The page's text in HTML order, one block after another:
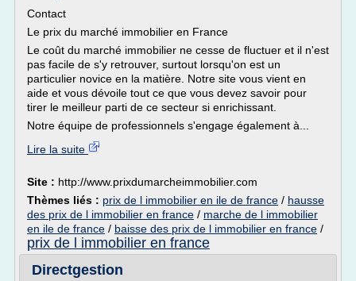
Contact
Le prix du marché immobilier en France
Le coût du marché immobilier ne cesse de fluctuer et il n'est
pas facile de s'y retrouver, surtout lorsqu'on est un
particulier novice en la matière. Notre site vous vient en
aide et vous dévoile tout ce que vous devez savoir pour
tirer le meilleur parti de ce secteur si enrichissant.
Notre équipe de professionnels s'engage également à...
Lire la suite
Site : http://www.prixdumarcheimmobilier.com
Thèmes liés : prix de l immobilier en ile de france / hausse
des prix de l immobilier en france / marche de l immobilier
en ile de france / baisse des prix de l immobilier en france /
prix de l immobilier en france
Directgestion